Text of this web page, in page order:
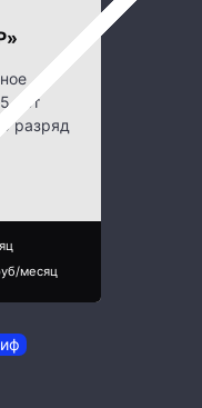
лет
разряд
месяц